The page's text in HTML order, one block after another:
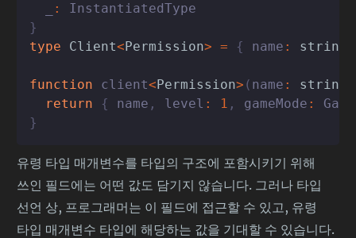
:
}
type
Client<Permission> = { name : string
function client<Permission> ( name : string
return
{ name , level : 1 , gameMode :
}
유령 타입 매개변수를 타입의 구조에 포함시키기 위해
쓰인 필드에는 어떤 값도 담기지 않습니다. 그러나 타입
선언 상, 프로그래머는 이 필드에 접근할 수 있고, 유령
타입 매개변수 타입에 해당하는 값을 기대할 수 있습니다.